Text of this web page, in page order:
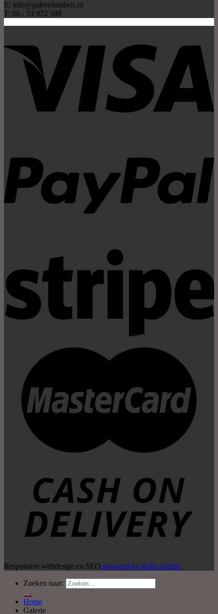
E: info@galerielambert.nl
T: 06 - 53 972 589
Responsive webdesign en SEO powered by Hobo Online
Zoeken naar:
Home
Galerie